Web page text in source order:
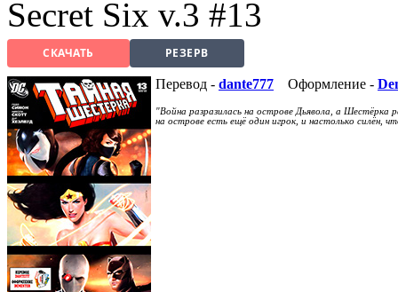
Secret Six v.3 #13
СКАЧАТЬ РЕЗЕРВ
Перевод - dante777 Оформление -
"Война разразилась на острове Дьявола, а
на острове есть ещё один игрок, и настолько